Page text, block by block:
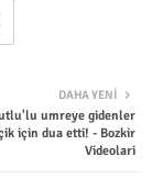
DAHA YENI
umreye gidenler
için dua etti! - Bozkir
Videolari